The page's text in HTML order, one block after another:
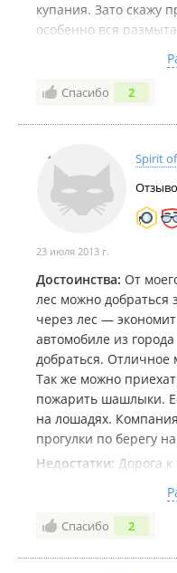
купания. Зато скажу
особенно вся
чистое место. Жаль,
чтобы приехать туда
позагорать.
как в пасмурную
место там красивое.
Спасибо 2
Spirit
23 июля 2013 г.
Достоинства: От
лес можно добраться
через лес —
автомобиле из
добраться. Отличное
Так же можно
пожарить шашлыки.
на лошадях.
прогулки по берегу
Недостатки: Дорога к
трассы до пляжа не
автомобили снуют
есть возможность
Спасибо 2